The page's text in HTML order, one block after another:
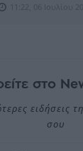
στο
ειδήσεις
σου